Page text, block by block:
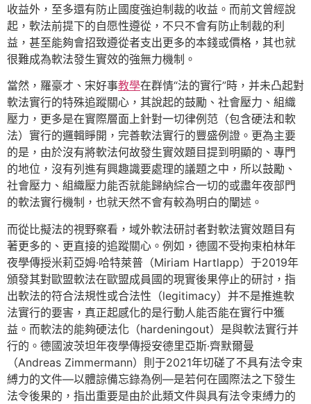
收益外，至多還有防止國度強迫制裁的收益。而前文曾經說
起，軟法前提下的自愿性遵從，不只不會有防止制裁的利
益，甚至能夠會招致遵從者支出更多的本錢或價格，其也就
很難成為軟法發生實效的強無力機制。
當然，羅豪才、宋好事教學在群情“法的實行”時，并未凸起對
軟法實行的特殊追蹤關心，其說起的鼓勵、社會壓力、組織
壓力，更多是在實際層面上針對一切律例范（包含硬法和軟
法）實行的邏輯睜開，完善軟法實行的豐盛例證。更為主要
的是，由於沒有將軟法何故發生實效題目提到明顯的、專門
的地位，沒有列進有興趣識要處理的議題之中，所以鼓勵、
社會壓力、組織壓力能否就能歸納綜合一切的或盡年夜部門
的軟法實行機制，也就天然不會有較為明白的闡述。
而從比擬法的視野察看，域外軟法研討者對軟法實效題目有
著更多的、更直接的追蹤關心。例如，德國不受拘束柏林年
夜學傳授米莉亞姆·哈特萊普（Miriam Hartlapp）于2019年
頒發其對歐盟軟法在歐盟成員國的現實後果停止的研討，指
出軟法的符合法規性或合法性（legitimacy）并不是推進軟
法實行的要害，真正起感化的是行動人能否能在實行中獲
益。而軟法的能夠硬法化（hardeningout）是與軟法實行并
行的。德國波茨坦年夜學傳授安德里亞斯·齊默爾曼
（Andreas Zimmermann）則于2021年切磋了不具有法令束
縛力的文件—以體諒備忘錄為例—是若何在國際法之下發生
法令後果的，指出重要是由於此類文件與具有法令束縛力的